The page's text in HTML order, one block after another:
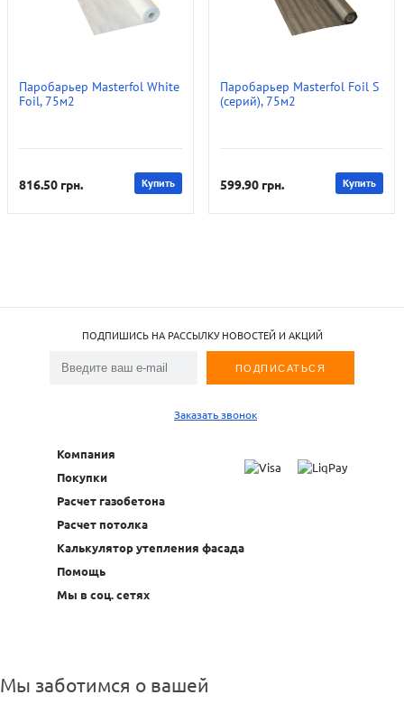
Паробарьер Masterfol White
Foil, 75м2
816.50 грн. Купить
Паробарьер Masterfol Foil S
(серий), 75м2
599.90 грн. Купить
ПОДПИШИСЬ НА РАССЫЛКУ НОВОСТЕЙ И АКЦИЙ
Заказать звонок
Компания
Покупки
Расчет газобетона
Расчет потолка
Калькулятор утепления фасада
Помощь
Мы в соц. сетях
Мы заботимся о вашей